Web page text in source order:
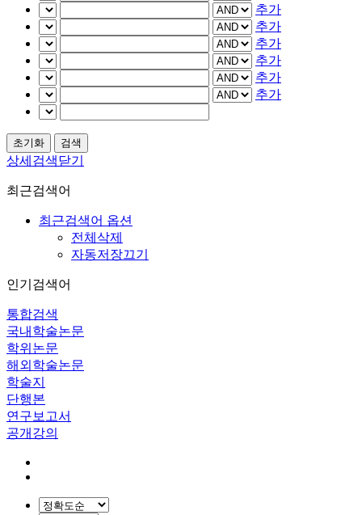
추가
추가
추가
추가
추가
추가
상세검색닫기
최근검색어
최근검색어 옵션
전체삭제
자동저장끄기
인기검색어
통합검색
국내학술논문
학위논문
해외학술논문
학술지
단행본
연구보고서
공개강의